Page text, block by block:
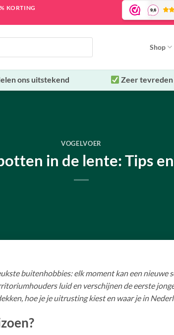
KORTING
Shop
ons uitstekend Zeer
VOGELVOER
in de lente: Tips
buitenhobbies: elk moment kan een
luid en verschijnen de eerste
hoe je je uitrusting kiest en waar je in